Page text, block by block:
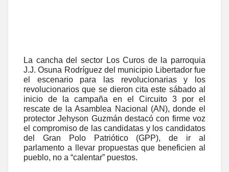
La cancha del sector Los Curos de la parroquia
J.J. Osuna Rodríguez del municipio Libertador fue
el escenario para las revolucionarias y los
revolucionarios que se dieron cita este sábado al
inicio de la campaña en el Circuito 3 por el
rescate de la Asamblea Nacional (AN), donde el
protector Jehyson Guzmán destacó con firme voz
el compromiso de las candidatas y los candidatos
del Gran Polo Patriótico (GPP), de ir al
parlamento a llevar propuestas que beneficien al
pueblo, no a “calentar” puestos.